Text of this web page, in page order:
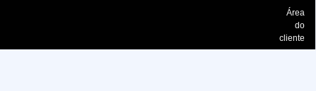
Área
do
cliente